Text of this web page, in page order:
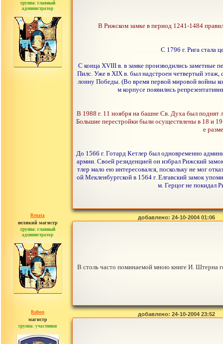
группа: главный
администратор
сообщений: 2765
В Рижском замке в период 1241-1484
С 1796 г. Рига стала
С конца XVIII в. в замке производились заметные
Пилс. Уже в XIX в. был надстроен четвертый этаж,
лонну Победы. (Во время первой мировой войны
м корпусе появились
В 1988 г. 11 ноября на башне Св. Духа был поднят
Большие перестройки были осуществлены в 18 и
е
До 1566 г. Готард Кетлер был одновременно
армии. Своей резиденцией он избрал Рижский
тлер мало ею интересовался, поскольку не мог
ой Мекленбургской в 1564 г. Елгавский замок
м. Герцог не покидал
Renata
великий магистр
группа: главный
администратор
сообщений: 2765
добавлено: 24-10-2004 01:06
В столь часто поминаемой мною книге И. Штерна
Rubon
магистр
группа: участники
сообщений: 324
добавлено: 24-10-2004 23:52